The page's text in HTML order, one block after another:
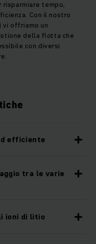
tempo,
Con il nostro
vi offriamo un
della flotta che
con diversi
efficiente
tra le varie
ioni di litio